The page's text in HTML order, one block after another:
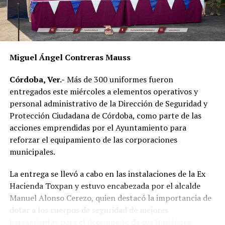
Dulce María Alducin Vallejo, habitante de la comunidad,
explicó que la petición fue presentada ante las
autoridades municipales y que, tras las gestiones
realizadas en conjunto con Hidrosistema, fue posible
concretar la obra que hoy permite mejorar el
Además de incrementar la capacidad de conducción, la
nueva infraestructura incorpora válvulas y materiales de
mayor resistencia, lo que permitirá mantener una mejor
operación del sistema y disminuir las afectaciones
derivadas de fallas en la red.
Con esta ampliación, las autoridades municipales buscan
fortalecer la infraestructura hidráulica en las
comunidades rurales y mejorar el acceso al agua potable
para cientos de familias que durante años enfrentaron
un servicio irregular.
Miguel Ángel Contreras Mauss
Córdoba, Ver.- Más de 300 uniformes fueron
entregados este miércoles a elementos operativos y
personal administrativo de la Dirección de Seguridad y
Protección Ciudadana de Córdoba, como parte de las
acciones emprendidas por el Ayuntamiento para
reforzar el equipamiento de las corporaciones
municipales.
La entrega se llevó a cabo en las instalaciones de la Ex
Hacienda Toxpan y estuvo encabezada por el alcalde
Manuel Alonso Cerezo, quien destacó la importancia de
dotar a los cuerpos de seguridad de mejores